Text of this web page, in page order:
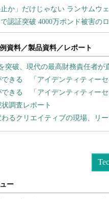
資料／製品資料／レポート
突破、現代の最高財務責任者が
できる 「アイデンティティー
できる 「アイデンティティー
調査レポート
るクリエイティブの現場、リ